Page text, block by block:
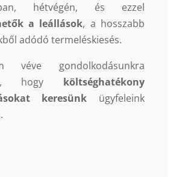
hétvégén, és ezzel
a leállások, a hosszabb
adódó termeléskiesés.
véve gondolkodásunkra
hogy költséghatékony
keresünk ügyfeleink